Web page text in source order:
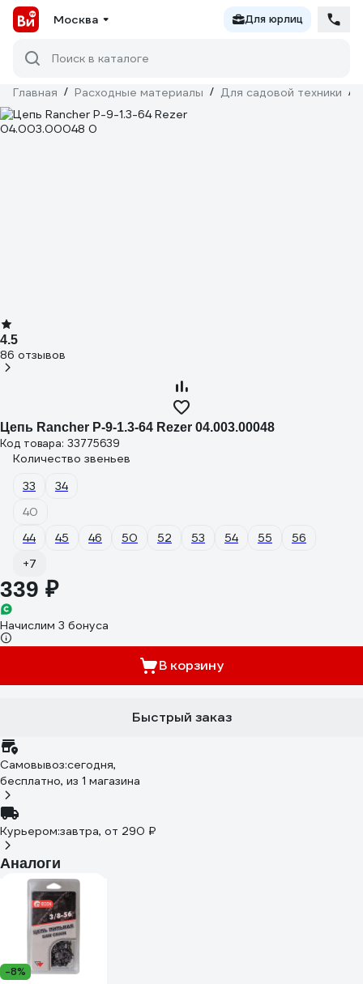
Москва Для юрлиц
Поиск в каталоге
Главная / Расходные материалы / Для садовой техники /
4.5
86 отзывов
Цепь Rancher P-9-1.3-64 Rezer 04.003.00048
Код товара: 33775639
Количество звеньев
33
34
40
44
45 46 50 52 53 54 55
56
+7
339 ₽
Начислим 3 бонуса
В корзину
Быстрый заказ
Самовывоз:сегодня,
бесплатно, из 1 магазина
Курьером:завтра, от 290 ₽
Аналоги
-8%